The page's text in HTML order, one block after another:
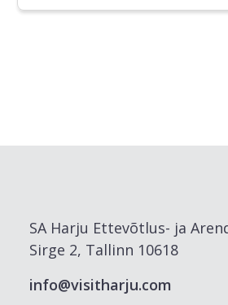
SA Harju Ettevõtlus- ja
Sirge 2, Tallinn 10618
info@visitharju.com